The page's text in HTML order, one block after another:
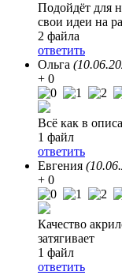
Подойдёт для
свои идеи на
2 файла
ответить
Ольга
+ 0
Всё как в
1 файл
ответить
Евгения
+ 0
Качество
затягивает
1 файл
ответить